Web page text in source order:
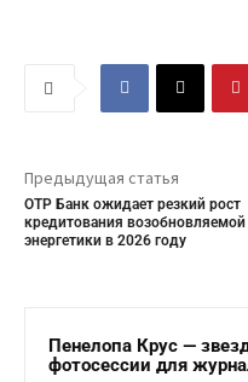
Предыдущая статья
OTP Банк ожидает резкий рост
кредитования возобновляемой
энергетики в 2026 году
Пенелопа Крус —
фотосессии для